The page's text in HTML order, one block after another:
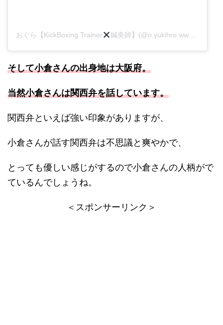
おぐら【KickBoxing Trainer 鍼灸師】(@o.yukihro.www)がシェアした投稿
そして小倉さんの出身地は大阪府。
当然小倉さんは関西弁を話しています。
関西弁といえば強い印象がありますが、
小倉さんが話す関西弁は不思議と爽やかで、
とっても優しい感じがするので小倉さんの人柄がで
ているんでしょうね。
＜スポンサーリンク＞